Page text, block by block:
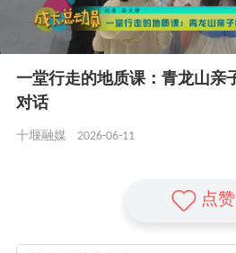
一堂行走的地质课：青龙山亲
对话
十堰融媒 2026-06-11
点赞